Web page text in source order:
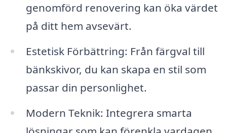
genomförd renovering kan öka värdet
på ditt hem avsevärt.
Estetisk Förbättring: Från färgval till
bänkskivor, du kan skapa en stil som
passar din personlighet.
Modern Teknik: Integrera smarta